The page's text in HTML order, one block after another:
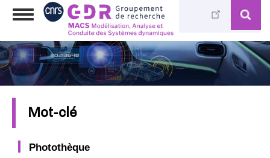
Aller
principal
Toggle
Mot-clé
Photothèque